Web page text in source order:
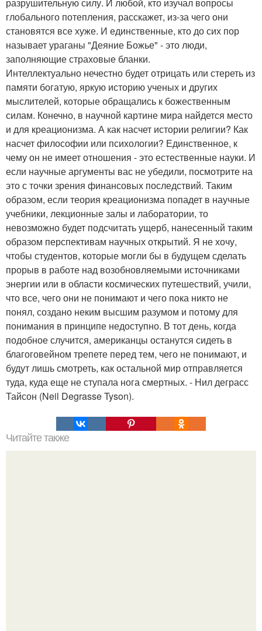
глобального потепления, расскажет, из-за чего они
становятся все хуже. И единственные, кто до сих пор
называет ураганы "Деяние Божье" - это люди,
заполняющие страховые бланки.
Интеллектуально нечестно будет отрицать или стереть из
памяти богатую, яркую историю ученых и других
мыслителей, которые обращались к божественным
силам. Конечно, в научной картине мира найдется место
и для креационизма. А как насчет истории религии? Как
насчет философии или психологии? Единственное, к
чему он не имеет отношения - это естественные науки. И
если научные аргументы вас не убедили, посмотрите на
это с точки зрения финансовых последствий. Таким
образом, если теория креационизма попадет в научные
учебники, лекционные залы и лаборатории, то
невозможно будет подсчитать ущерб, нанесенный таким
образом перспективам научных открытий. Я не хочу,
чтобы студентов, которые могли бы в будущем сделать
прорыв в работе над возобновляемыми источниками
энергии или в области космических путешествий, учили,
что все, чего они не понимают и чего пока никто не
понял, создано неким высшим разумом и потому для
понимания в принципе недоступно. В тот день, когда
подобное случится, американцы останутся сидеть в
благоговейном трепете перед тем, чего не понимают, и
будут лишь смотреть, как остальной мир отправляется
туда, куда еще не ступала нога смертных. - Нил деграсс
Тайсон (Neil Degrasse Tyson).
Читайте также